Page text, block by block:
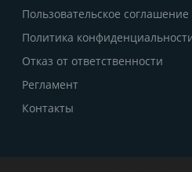
Пользовательское соглашение
Политика
Отказ от ответственности
Регламент
Контакты